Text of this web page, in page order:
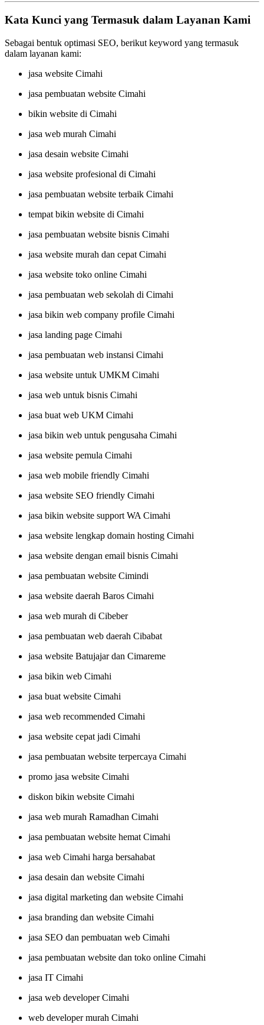
Kata Kunci yang Termasuk dalam Layanan Kami
Sebagai bentuk optimasi SEO, berikut keyword yang termasuk
dalam layanan kami:
jasa website Cimahi
jasa pembuatan website Cimahi
bikin website di Cimahi
jasa web murah Cimahi
jasa desain website Cimahi
jasa website profesional di Cimahi
jasa pembuatan website terbaik Cimahi
tempat bikin website di Cimahi
jasa pembuatan website bisnis Cimahi
jasa website murah dan cepat Cimahi
jasa website toko online Cimahi
jasa pembuatan web sekolah di Cimahi
jasa bikin web company profile Cimahi
jasa landing page Cimahi
jasa pembuatan web instansi Cimahi
jasa website untuk UMKM Cimahi
jasa web untuk bisnis Cimahi
jasa buat web UKM Cimahi
jasa bikin web untuk pengusaha Cimahi
jasa website pemula Cimahi
jasa web mobile friendly Cimahi
jasa website SEO friendly Cimahi
jasa bikin website support WA Cimahi
jasa website lengkap domain hosting Cimahi
jasa website dengan email bisnis Cimahi
jasa pembuatan website Cimindi
jasa website daerah Baros Cimahi
jasa web murah di Cibeber
jasa pembuatan web daerah Cibabat
jasa website Batujajar dan Cimareme
jasa bikin web Cimahi
jasa buat website Cimahi
jasa web recommended Cimahi
jasa website cepat jadi Cimahi
jasa pembuatan website terpercaya Cimahi
promo jasa website Cimahi
diskon bikin website Cimahi
jasa web murah Ramadhan Cimahi
jasa pembuatan website hemat Cimahi
jasa web Cimahi harga bersahabat
jasa desain dan website Cimahi
jasa digital marketing dan website Cimahi
jasa branding dan website Cimahi
jasa SEO dan pembuatan web Cimahi
jasa pembuatan website dan toko online Cimahi
jasa IT Cimahi
jasa web developer Cimahi
web developer murah Cimahi